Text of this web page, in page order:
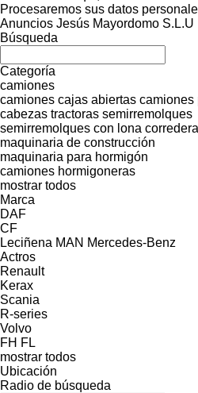
Procesaremos sus datos
Anuncios Jesús Mayordomo S.L.U
Búsqueda
Categoría
camiones
camiones cajas abiertas camiones
cabezas tractoras semirremolques
semirremolques con lona corredera
maquinaria de construcción
maquinaria para hormigón
camiones hormigoneras
mostrar todos
Marca
DAF
CF
Leciñena MAN Mercedes-Benz
Actros
Renault
Kerax
Scania
R-series
Volvo
FH FL
mostrar todos
Ubicación
Radio de búsqueda